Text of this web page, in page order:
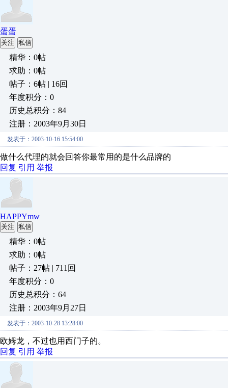
蛋蛋
关注 私信
精华：0帖
求助：0帖
帖子：6帖 | 16回
年度积分：0
历史总积分：84
注册：2003年9月30日
发表于：2003-10-16 15:54:00
做什么代理的就会回答你最常用的是什么品牌的
回复 引用 举报
HAPPYmw
关注 私信
精华：0帖
求助：0帖
帖子：27帖 | 711回
年度积分：0
历史总积分：64
注册：2003年9月27日
发表于：2003-10-28 13:28:00
欧姆龙，不过也用西门子的。
回复 引用 举报